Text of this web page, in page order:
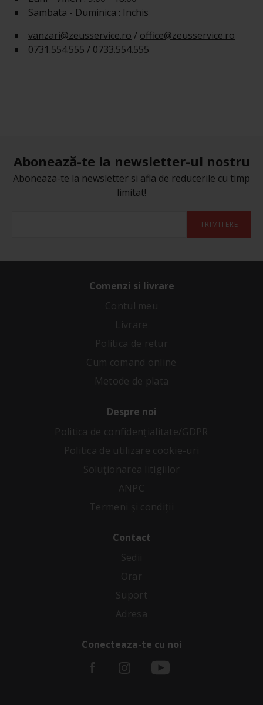
Sambata - Duminica : Inchis
vanzari@zeusservice.ro / office@zeusservice.ro
0731.554.555 / 0733.554.555
Abonează-te la newsletter-ul nostru
Aboneaza-te la newsletter si afla de reducerile cu timp
limitat!
TRIMITERE
Comenzi si livrare
Contul meu
Livrare
Politica de retur
Cum comand online
Metode de plata
Despre noi
Politica de confidenţialitate/GDPR
Politica de utilizare cookie-uri
Soluționarea litigiilor
ANPC
Termeni și condiții
Contact
Sedii
Orar
Suport
Adresa
Conecteaza-te cu noi